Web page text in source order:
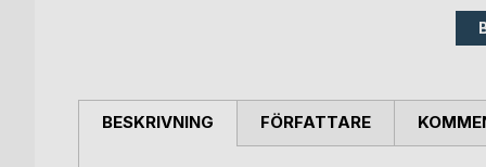
BESKRIVNING FÖRFATTARE